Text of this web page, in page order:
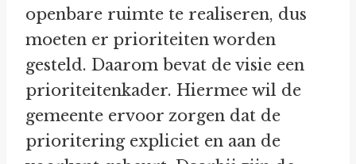
openbare ruimte te realiseren, dus
moeten er prioriteiten worden
gesteld. Daarom bevat de visie een
prioriteitenkader. Hiermee wil de
gemeente ervoor zorgen dat de
prioritering expliciet en aan de